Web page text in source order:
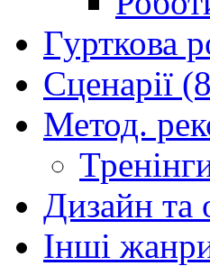
Гурткова
Сценарії
Метод.
Дизайн та
Інші